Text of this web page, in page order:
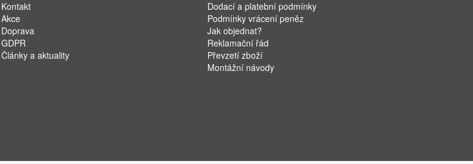
Kontakt
Akce
Doprava
GDPR
Články a aktuality
Dodací a platební podmínky
Podmínky vrácení peněz
Jak objednat?
Reklamační řád
Převzetí zboží
Montážní návody